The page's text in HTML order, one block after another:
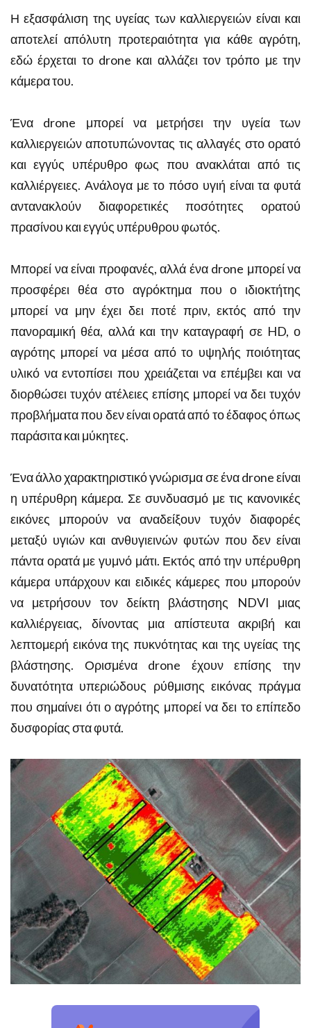
Η εξασφάλιση της υγείας των καλλιεργειών είναι και
αποτελεί απόλυτη προτεραιότητα για κάθε αγρότη,
εδώ έρχεται το drone και αλλάζει τον τρόπο με την
κάμερα του.
Ένα drone μπορεί να μετρήσει την υγεία των
καλλιεργειών αποτυπώνοντας τις αλλαγές στο ορατό
και εγγύς υπέρυθρο φως που ανακλάται από τις
καλλιέργειες. Ανάλογα με το πόσο υγιή είναι τα φυτά
αντανακλούν διαφορετικές ποσότητες ορατού
πρασίνου και εγγύς υπέρυθρου φωτός.
Μπορεί να είναι προφανές, αλλά ένα drone μπορεί να
προσφέρει θέα στο αγρόκτημα που ο ιδιοκτήτης
μπορεί να μην έχει δει ποτέ πριν, εκτός από την
πανοραμική θέα, αλλά και την καταγραφή σε HD, ο
αγρότης μπορεί να μέσα από το υψηλής ποιότητας
υλικό να εντοπίσει που χρειάζεται να επέμβει και να
διορθώσει τυχόν ατέλειες επίσης μπορεί να δει τυχόν
προβλήματα που δεν είναι ορατά από το έδαφος όπως
παράσιτα και μύκητες.
Ένα άλλο χαρακτηριστικό γνώρισμα σε ένα drone είναι
η υπέρυθρη κάμερα. Σε συνδυασμό με τις κανονικές
εικόνες μπορούν να αναδείξουν τυχόν διαφορές
μεταξύ υγιών και ανθυγιεινών φυτών που δεν είναι
πάντα ορατά με γυμνό μάτι. Εκτός από την υπέρυθρη
κάμερα υπάρχουν και ειδικές κάμερες που μπορούν
να μετρήσουν τον δείκτη βλάστησης NDVI μιας
καλλιέργειας, δίνοντας μια απίστευτα ακριβή και
λεπτομερή εικόνα της πυκνότητας και της υγείας της
βλάστησης. Ορισμένα drone έχουν επίσης την
δυνατότητα υπεριώδους ρύθμισης εικόνας πράγμα
που σημαίνει ότι ο αγρότης μπορεί να δει το επίπεδο
δυσφορίας στα φυτά.